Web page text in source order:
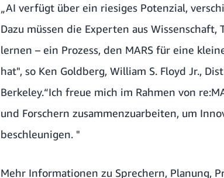
„AI verfügt über ein riesiges Potenzial,
Dazu müssen die Experten aus
lernen – ein Prozess, den MARS für eine
hat", so Ken Goldberg, William S. Floyd Jr.,
Berkeley.“Ich freue mich im Rahmen von
und Forschern zusammenzuarbeiten, um
beschleunigen. "
Mehr Informationen zu Sprechern, Planung,